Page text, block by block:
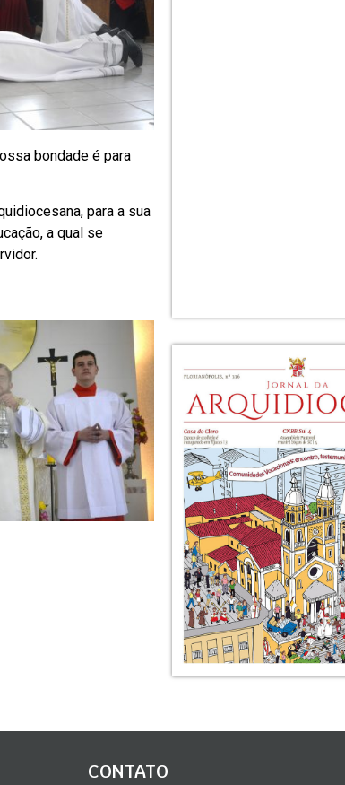
bondade é para
para a sua
a qual se
CONTATO